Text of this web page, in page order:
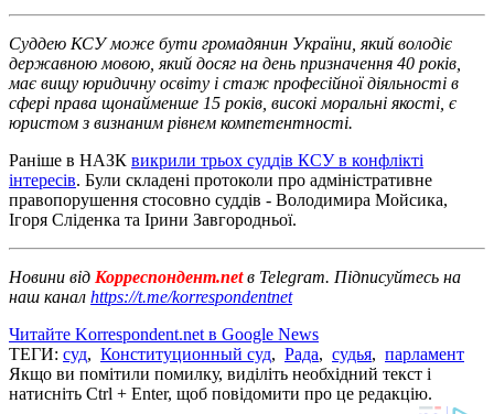
Суддею КСУ може бути громадянин України, який володіє
державною мовою, який досяг на день призначення 40 років,
має вищу юридичну освіту і стаж професійної діяльності в
сфері права щонайменше 15 років, високі моральні якості, є
юристом з визнаним рівнем компетентності.
Раніше в НАЗК викрили трьох суддів КСУ в конфлікті
інтересів. Були складені протоколи про адміністративне
правопорушення стосовно суддів - Володимира Мойсика,
Ігоря Сліденка та Ірини Завгородньої.
Новини від Корреспондент.netв Telegram. Підписуйтесь на
наш канал https://t.me/korrespondentnet
Читайте Korrespondent.net в Google News
ТЕГИ: суд, Конституционный суд, Рада, судья, парламент
Якщо ви помітили помилку, виділіть необхідний текст і
натисніть Ctrl + Enter, щоб повідомити про це редакцію.